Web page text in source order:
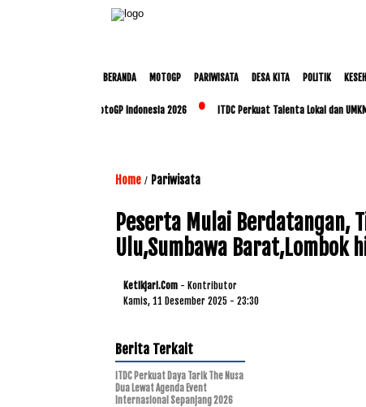
BERANDA MOTOGP PARIWISATA DESA KITA POLITIK
Persiapan MotoGP Indonesia 2026 ITDC Perkuat Talenta Lokal dan UMKM
Home / Pariwisata
Peserta Mulai Berdatangan,
Ulu,Sumbawa Barat,Lombok
Ketikjari.com - Kontributor
Kamis, 11 Desember 2025 - 23:30
Berita Terkait
ITDC Perkuat Daya Tarik The Nusa
Dua Lewat Agenda Event
Internasional Sepanjang 2026